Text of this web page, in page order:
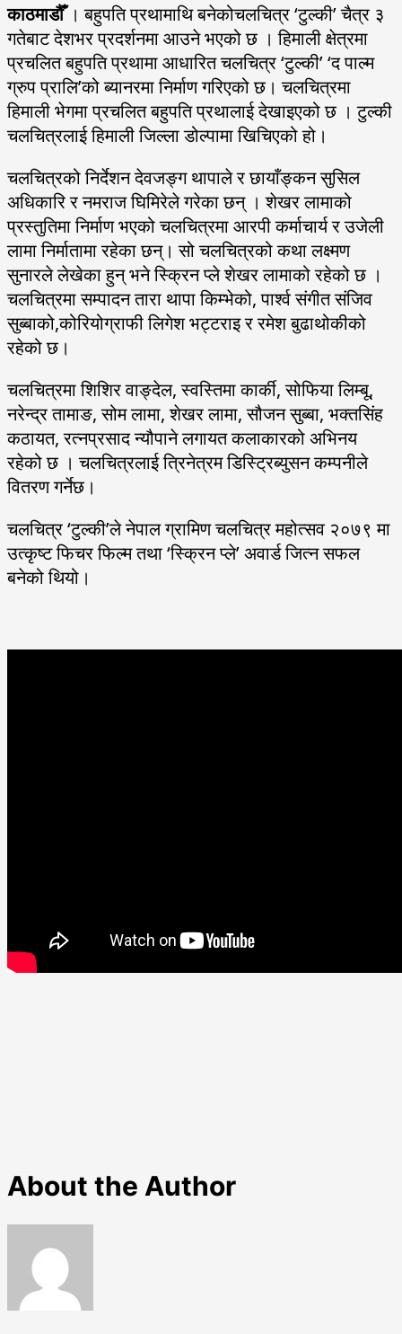
काठमाडौँ। बहुपति प्रथामाथि बनेकोचलचित्र ‘टुल्की’ चैत्र ३
गतेबाट देशभर प्रदर्शनमा आउने भएको छ । हिमाली क्षेत्रमा
प्रचलित बहुपति प्रथामा आधारित चलचित्र ‘टुल्की’ ‘द पाल्म
ग्रुप प्रालि’को ब्यानरमा निर्माण गरिएको छ। चलचित्रमा
हिमाली भेगमा प्रचलित बहुपति प्रथालाई देखाइएको छ । टुल्की
चलचित्रलाई हिमाली जिल्ला डोल्पामा खिचिएको हो।
चलचित्रको निर्देशन देवजङ्ग थापाले र छायाँङ्कन सुसिल
अधिकारि र नमराज घिमिरेले गरेका छन् । शेखर लामाको
प्रस्तुतिमा निर्माण भएको चलचित्रमा आरपी कर्माचार्य र उजेली
लामा निर्मातामा रहेका छन्। सो चलचित्रको कथा लक्ष्मण
सुनारले लेखेका हुन् भने स्क्रिन प्ले शेखर लामाको रहेको छ ।
चलचित्रमा सम्पादन तारा थापा किम्भेको, पार्श्व संगीत संजिव
सुब्बाको,कोरियोग्राफी लिगेश भट्टराइ र रमेश बुढाथोकीको
रहेको छ।
चलचित्रमा शिशिर वाङ्देल, स्वस्तिमा कार्की, सोफिया लिम्बू,
नरेन्द्र तामाङ, सोम लामा, शेखर लामा, सौजन सुब्बा, भक्तसिंह
कठायत, रत्नप्रसाद न्यौपाने लगायत कलाकारको अभिनय
रहेको छ । चलचित्रलाई त्रिनेत्रम डिस्ट्रिब्युसन कम्पनीले
वितरण गर्नेछ।
चलचित्र ‘टुल्की’ले नेपाल ग्रामिण चलचित्र महोत्सव २०७९ मा
उत्कृष्ट फिचर फिल्म तथा ‘स्क्रिन प्ले’ अवार्ड जित्न सफल
बनेको थियो।
About the Author